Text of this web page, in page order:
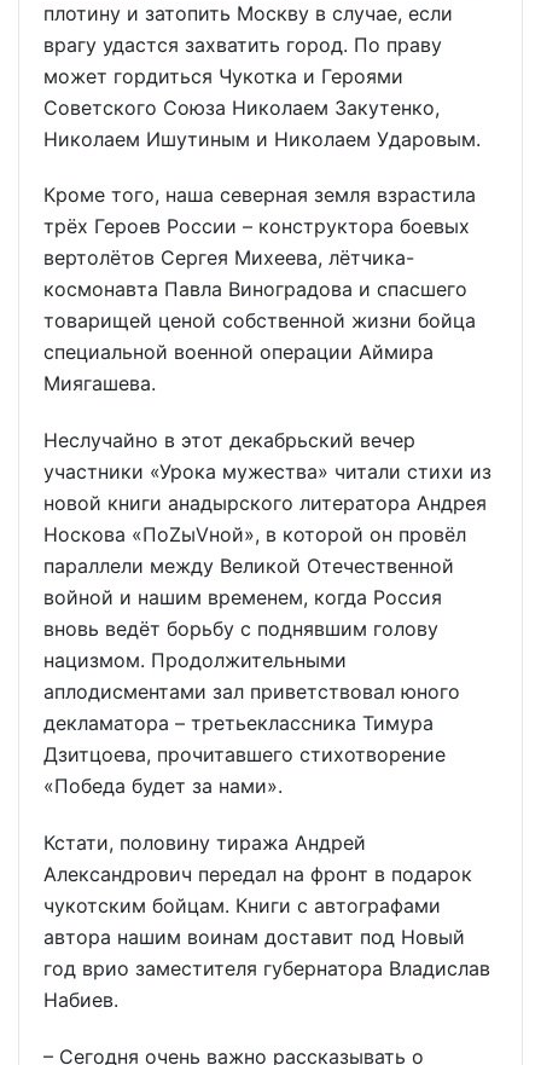
плотину и затопить Москву в случае, если
врагу удастся захватить город. По праву
может гордиться Чукотка и Героями
Советского Союза Николаем Закутенко,
Николаем Ишутиным и Николаем Ударовым.
Кроме того, наша северная земля взрастила
трёх Героев России – конструктора боевых
вертолётов Сергея Михеева, лётчика-
космонавта Павла Виноградова и спасшего
товарищей ценой собственной жизни бойца
специальной военной операции Аймира
Миягашева.
Неслучайно в этот декабрьский вечер
участники «Урока мужества» читали стихи из
новой книги анадырского литератора Андрея
Носкова «ПоZыVной», в которой он провёл
параллели между Великой Отечественной
войной и нашим временем, когда Россия
вновь ведёт борьбу с поднявшим голову
нацизмом. Продолжительными
аплодисментами зал приветствовал юного
декламатора – третьеклассника Тимура
Дзитцоева, прочитавшего стихотворение
«Победа будет за нами».
Кстати, половину тиража Андрей
Александрович передал на фронт в подарок
чукотским бойцам. Книги с автографами
автора нашим воинам доставит под Новый
год врио заместителя губернатора Владислав
Набиев.
– Сегодня очень важно рассказывать о